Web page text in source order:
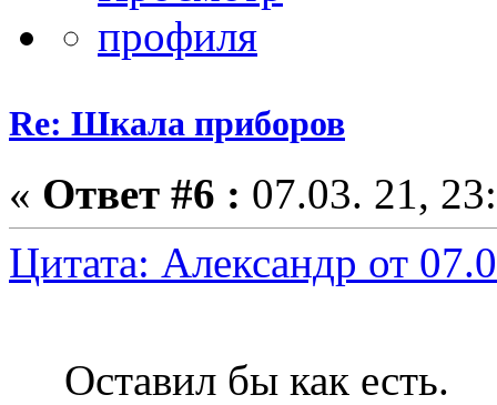
Re: Шкала приборов
« Ответ #6 : 07.03. 21,
Цитата: Александр от
Оставил бы как есть.